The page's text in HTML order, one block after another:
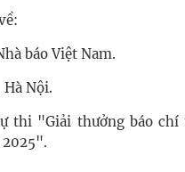
báo Việt Nam.
Nội.
thi "Giải thưởng báo chí
2025".